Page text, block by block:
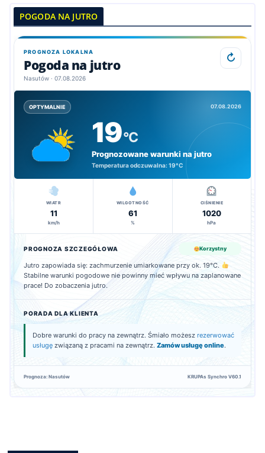
POGODA NA JUTRO
PROGNOZA LOKALNA
Pogoda na jutro
Nasutów · 07.08.2026
↻
OPTYMALNIE 07.08.2026
19°C
Prognozowane warunki na jutro
Temperatura odczuwalna:19°C
WIATR
11
km/h
WILGOTNOŚĆ
61
%
CIŚNIENIE
1020
hPa
PROGNOZA SZCZEGÓŁOWA Korzystny
Jutro zapowiada się: zachmurzenie umiarkowane przy ok. 19°C.
Stabilne warunki pogodowe nie powinny mieć wpływu na zaplanowane
prace! Do zobaczenia jutro.
PORADA DLA KLIENTA
Dobre warunki do pracy na zewnątrz. Śmiało możesz rezerwować
usługę związaną z pracami na zewnątrz. Zamów usługę online.
Prognoza: Nasutów KRUPAs Synchro V60.1